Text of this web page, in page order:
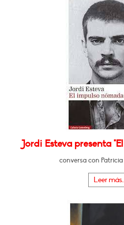
Jordi Esteva presenta
conversa con
Leer